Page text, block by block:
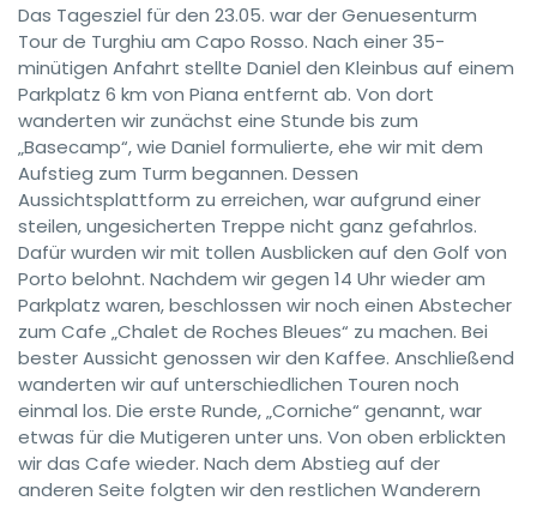
Das Tagesziel für den 23.05. war der Genuesenturm
Tour de Turghiu am Capo Rosso. Nach einer 35-
minütigen Anfahrt stellte Daniel den Kleinbus auf einem
Parkplatz 6 km von Piana entfernt ab. Von dort
wanderten wir zunächst eine Stunde bis zum
„Basecamp“, wie Daniel formulierte, ehe wir mit dem
Aufstieg zum Turm begannen. Dessen
Aussichtsplattform zu erreichen, war aufgrund einer
steilen, ungesicherten Treppe nicht ganz gefahrlos.
Dafür wurden wir mit tollen Ausblicken auf den Golf von
Porto belohnt. Nachdem wir gegen 14 Uhr wieder am
Parkplatz waren, beschlossen wir noch einen Abstecher
zum Cafe „Chalet de Roches Bleues“ zu machen. Bei
bester Aussicht genossen wir den Kaffee. Anschließend
wanderten wir auf unterschiedlichen Touren noch
einmal los. Die erste Runde, „Corniche“ genannt, war
etwas für die Mutigeren unter uns. Von oben erblickten
wir das Cafe wieder. Nach dem Abstieg auf der
anderen Seite folgten wir den restlichen Wanderern